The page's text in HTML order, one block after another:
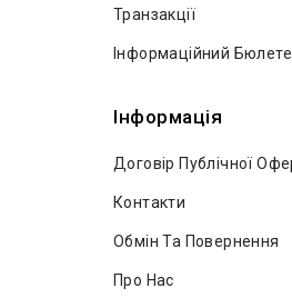
Транзакції
Інформаційний
Інформація
Договір Публічної
Контакти
Обмін Та Повернення
Про Нас